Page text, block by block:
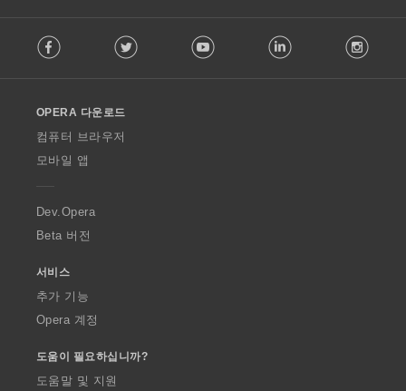
o
w
O
p
a
Facebook Twitter Youtube LinkedIn
OPERA 다운로드
컴퓨터 브라우저
모바일 앱
Dev.Opera
Beta 버전
서비스
추가 기능
Opera 계정
도움이 필요하십니까?
도움말 및 지원